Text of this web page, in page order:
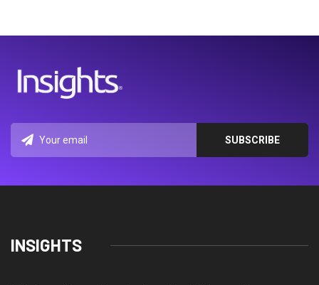
INSIGHTS